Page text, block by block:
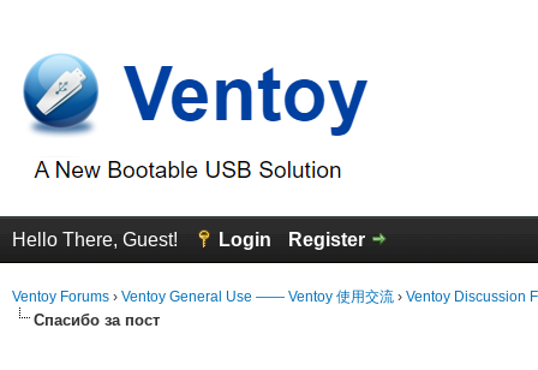
Hello There, Guest! Login Register
Ventoy Forums › Ventoy General Use —— Ventoy 使用交流 › Ventoy Discussion
Спасибо за пост